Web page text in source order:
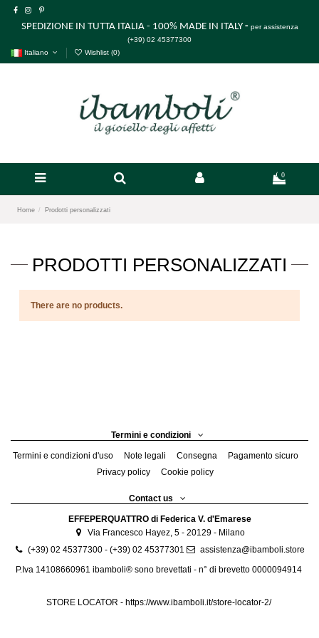
SPEDIZIONE IN TUTTA ITALIA - 100% MADE IN ITALY - per assistenza
(+39) 02 45377300
Italiano
Wishlist (0)
0
Home Prodotti personalizzati
PRODOTTI PERSONALIZZATI
There are no products.
Termini e condizioni
Termini e condizioni d'uso Note legali Consegna
Pagamento sicuro
Privacy policy
Cookie policy
Contact us
EFFEPERQUATTRO di Federica V. d'Emarese
Via Francesco Hayez, 5 - 20129 - Milano
(+39) 02 45377300 - (+39) 02 45377301
assistenza@ibamboli.store
P.Iva 14108660961 ibamboli® sono brevettati - n° di brevetto 0000094914
STORE LOCATOR - https://www.ibamboli.it/store-locator-2/